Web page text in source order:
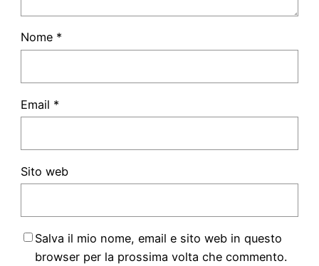
Nome *
Email *
Sito web
Salva il mio nome, email e sito web in questo
browser per la prossima volta che commento.